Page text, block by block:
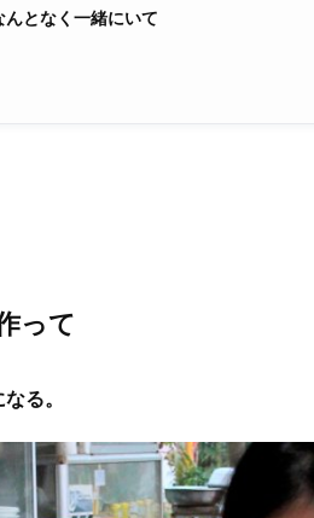
となく一緒にいて
って
る。